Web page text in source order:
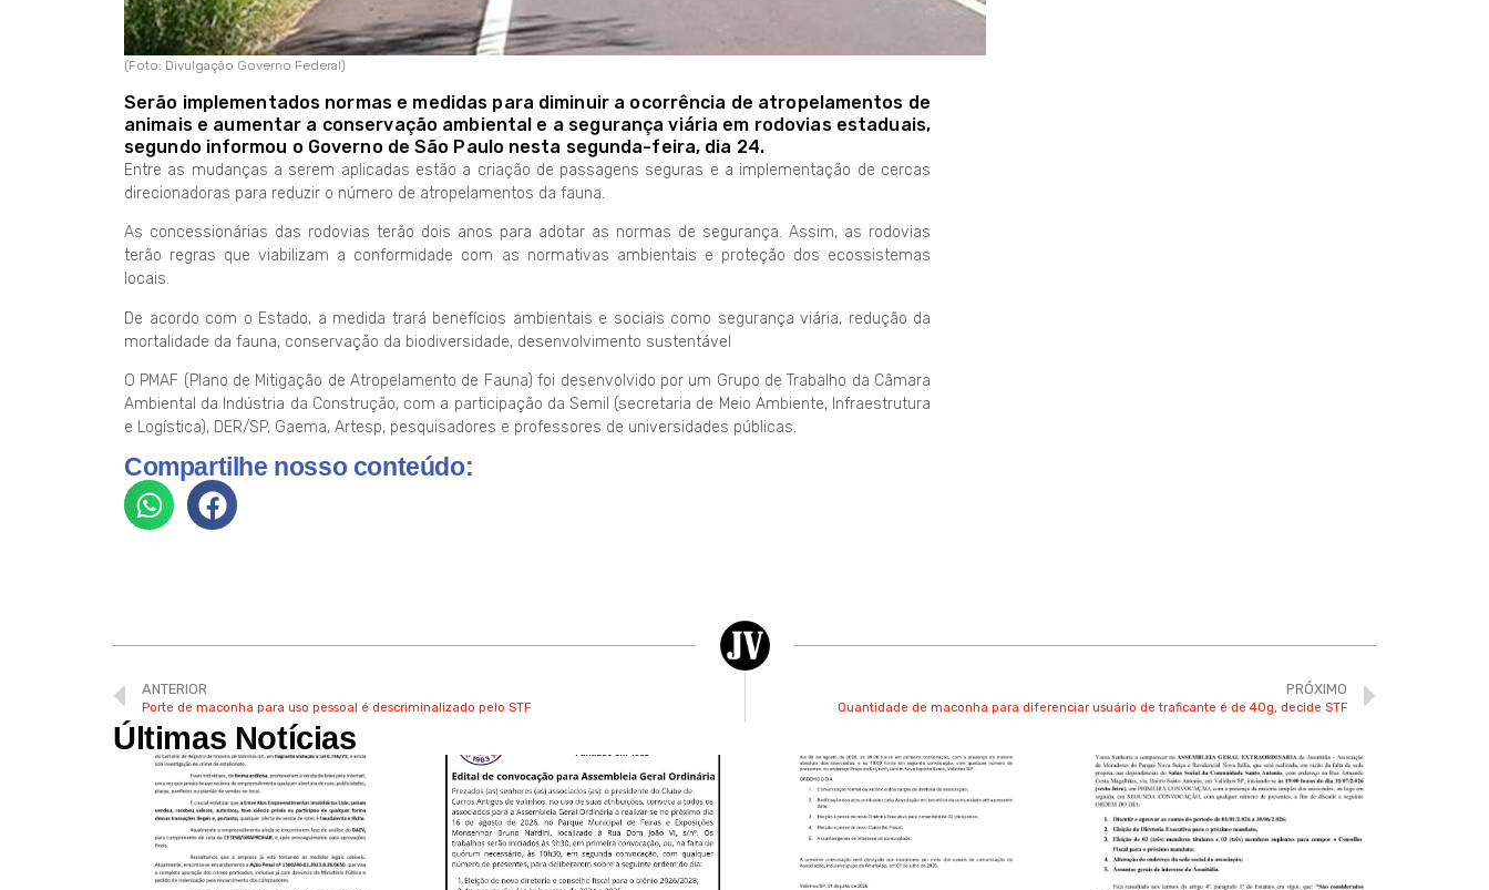
(Foto: Divulgação Governo Federal)
Serão implementados normas e medidas para diminuir a ocorrência de atropelamentos de
animais e aumentar a conservação ambiental e a segurança viária em rodovias estaduais,
segundo informou o Governo de São Paulo nesta segunda-feira, dia 24.
Entre as mudanças a serem aplicadas estão a criação de passagens seguras e a implementação de cercas
direcionadoras para reduzir o número de atropelamentos da fauna.
As concessionárias das rodovias terão dois anos para adotar as normas de segurança. Assim, as rodovias
terão regras que viabilizam a conformidade com as normativas ambientais e proteção dos ecossistemas
locais.
De acordo com o Estado, a medida trará benefícios ambientais e sociais como segurança viária, redução da
mortalidade da fauna, conservação da biodiversidade, desenvolvimento sustentável
O PMAF (Plano de Mitigação de Atropelamento de Fauna) foi desenvolvido por um Grupo de Trabalho da Câmara
Ambiental da Indústria da Construção, com a participação da Semil (secretaria de Meio Ambiente, Infraestrutura
e Logística), DER/SP, Gaema, Artesp, pesquisadores e professores de universidades públicas.
Compartilhe nosso conteúdo:
ANTERIOR
Porte de maconha para uso pessoal é descriminalizado pelo STF
PRÓXIMO
Quantidade de maconha para diferenciar usuário de traficante é de 40g, decide STF
Últimas Notícias